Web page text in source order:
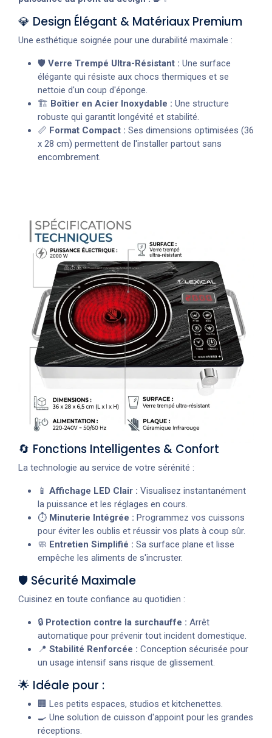
💎 Design Élégant & Matériaux Premium
Une esthétique soignée pour une durabilité maximale :
🛡️ Verre Trempé Ultra-Résistant : Une surface
élégante qui résiste aux chocs thermiques et se
nettoie d'un coup d'éponge.
🏗️ Boîtier en Acier Inoxydable : Une structure
robuste qui garantit longévité et stabilité.
📏 Format Compact : Ses dimensions optimisées (36
x 28 cm) permettent de l'installer partout sans
encombrement.
🔄 Fonctions Intelligentes & Confort
La technologie au service de votre sérénité :
📱 Affichage LED Clair : Visualisez instantanément
la puissance et les réglages en cours.
⏱️ Minuterie Intégrée : Programmez vos cuissons
pour éviter les oublis et réussir vos plats à coup sûr.
🧼 Entretien Simplifié : Sa surface plane et lisse
empêche les aliments de s'incruster.
🛡️ Sécurité Maximale
Cuisinez en toute confiance au quotidien :
🔒 Protection contre la surchauffe : Arrêt
automatique pour prévenir tout incident domestique.
📍 Stabilité Renforcée : Conception sécurisée pour
un usage intensif sans risque de glissement.
🌟 Idéale pour :
🏢 Les petits espaces, studios et kitchenettes.
🍳 Une solution de cuisson d'appoint pour les grandes
réceptions.